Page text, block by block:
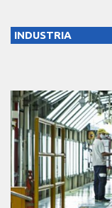
INDUSTRIA